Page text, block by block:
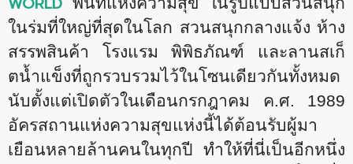
ในร่มที่ใหญ่ที่สุดในโลก สวนสนุกกลางแจ้ง ห้าง
สรรพสินค้า โรงแรม พิพิธภัณฑ์ และลานสเก็
ตน้ำแข็งที่ถูกรวบรวมไว้ในโซนเดียวกันทั้งหมด
นับตั้งแต่เปิดตัวในเดือนกรกฎาคม ค.ศ. 1989
อัครสถานแห่งความสุขแห่งนี้ได้ต้อนรับผู้มา
เยือนหลายล้านคนในทุกปี ทำให้ที่นี่เป็นอีกหนึ่ง